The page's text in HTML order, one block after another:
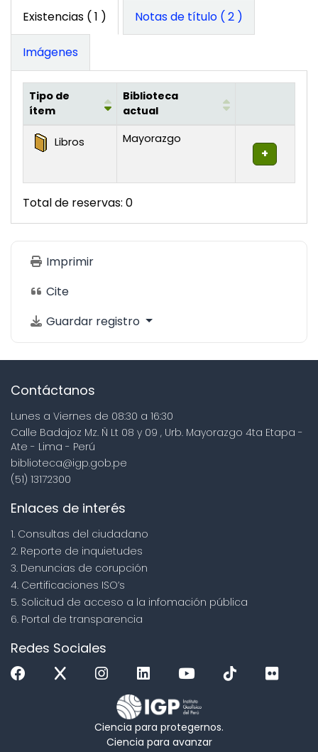
Existencias ( 1 ) Notas de título ( 2 )
Imágenes
Existencias
Tipo de
ítem
Biblioteca
actual
Libros Mayorazgo
Total de reservas: 0
Imprimir
Cite
Guardar registro
Contáctanos
Lunes a Viernes de 08:30 a 16:30
Calle Badajoz Mz. Ñ Lt 08 y 09 , Urb. Mayorazgo 4ta Etapa -
Ate - Lima - Perú
biblioteca@igp.gob.pe
(51) 13172300
Enlaces de interés
1. Consultas del ciudadano
2. Reporte de inquietudes
3. Denuncias de corupción
4. Certificaciones ISO’s
5. Solicitud de acceso a la infomación pública
6. Portal de transparencia
Redes Sociales
Ciencia para protegernos.
Ciencia para avanzar